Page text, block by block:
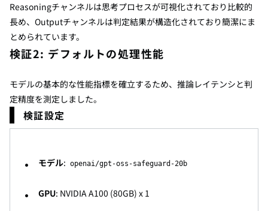
Reasoningチャンネルは思考プロセスが可視化されており比較的
長め、Outputチャンネルは判定結果が構造化されており簡潔にま
とめられています。
検証2: デフォルトの処理性能
モデルの基本的な性能指標を確立するため、推論レイテンシと判
定精度を測定しました。
検証設定
モデル: openai/gpt-oss-safeguard-20b
GPU: NVIDIA A100 (80GB) x 1